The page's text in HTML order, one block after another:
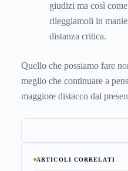
giudizi ma così
rileggiamoli in
distanza critica.
Quello che possiamo fare
meglio che continuare a
maggiore distacco dal
ARTICOLI CORRELATI